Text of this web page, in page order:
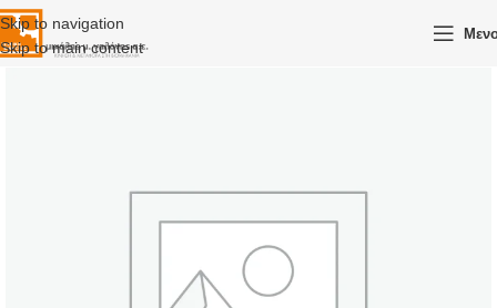
Skip to navigation
Skip to main content